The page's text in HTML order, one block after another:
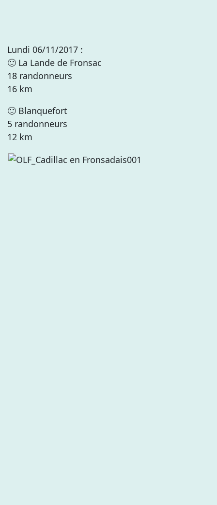
Lundi 06/11/2017 :
🙂 La Lande de Fronsac
18 randonneurs
16 km
🙂 Blanquefort
5 randonneurs
12 km